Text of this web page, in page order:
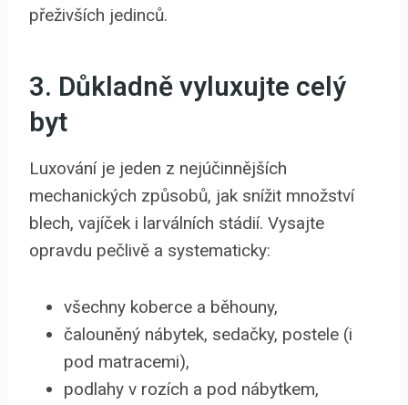
přeživších jedinců.
3. Důkladně vyluxujte celý
byt
Luxování je jeden z nejúčinnějších
mechanických způsobů, jak snížit množství
blech, vajíček i larválních stádií. Vysajte
opravdu pečlivě a systematicky:
všechny koberce a běhouny,
čalouněný nábytek, sedačky, postele (i
pod matracemi),
podlahy v rozích a pod nábytkem,